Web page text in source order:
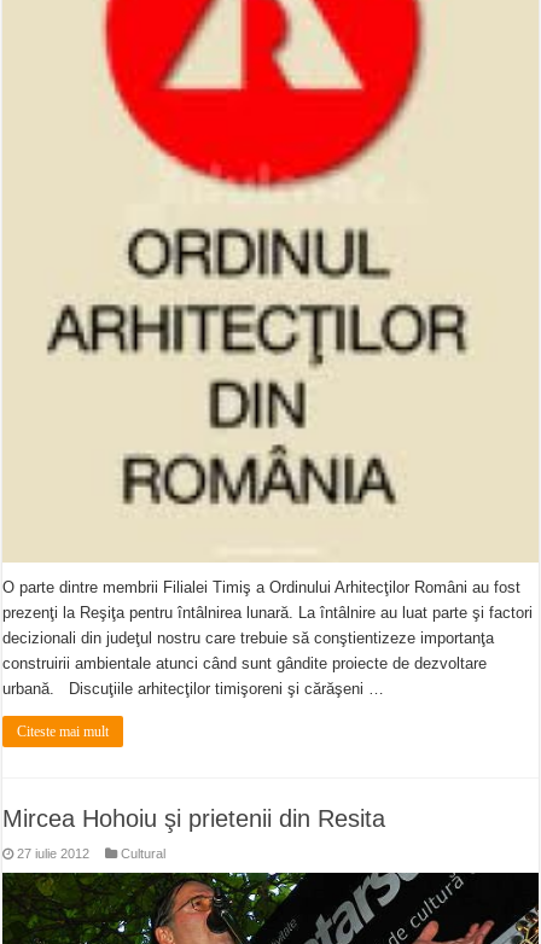
O parte dintre membrii Filialei Timiş a Ordinului Arhitecţilor Români au fost
prezenţi la Reşiţa pentru întâlnirea lunară. La întâlnire au luat parte şi factori
decizionali din judeţul nostru care trebuie să conştientizeze importanţa
construirii ambientale atunci când sunt gândite proiecte de dezvoltare
urbană. Discuţiile arhitecţilor timişoreni şi cărăşeni …
Citeste mai mult
Mircea Hohoiu şi prietenii din Resita
27 iulie 2012 Cultural